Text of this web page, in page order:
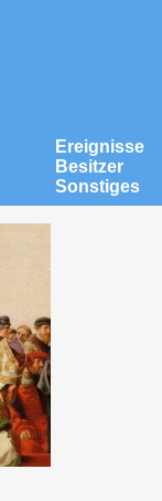
Ereignisse
Besitzer
Sonstiges